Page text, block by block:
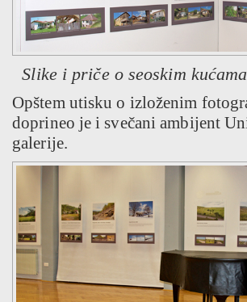
Slike i priče o seoskim
Opštem utisku o izloženim
doprineo je i svečani ambijent
galerije.